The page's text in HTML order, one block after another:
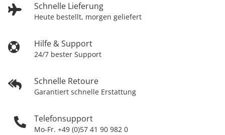
Schnelle Lieferung
Heute bestellt, morgen geliefert
Hilfe & Support
24/7 bester Support
Schnelle Retoure
Garantiert schnelle Erstattung
Telefonsupport
Mo-Fr. +49 (0)57 41 90 982 0